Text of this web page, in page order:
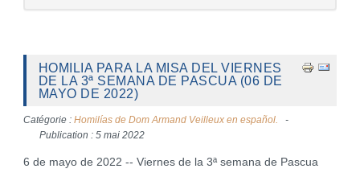
HOMILIA PARA LA MISA DEL VIERNES
DE LA 3ª SEMANA DE PASCUA (06 DE
MAYO DE 2022)
Catégorie : Homilías de Dom Armand Veilleux en español.
Publication : 5 mai 2022
6 de mayo de 2022 -- Viernes de la 3ª semana de Pascua